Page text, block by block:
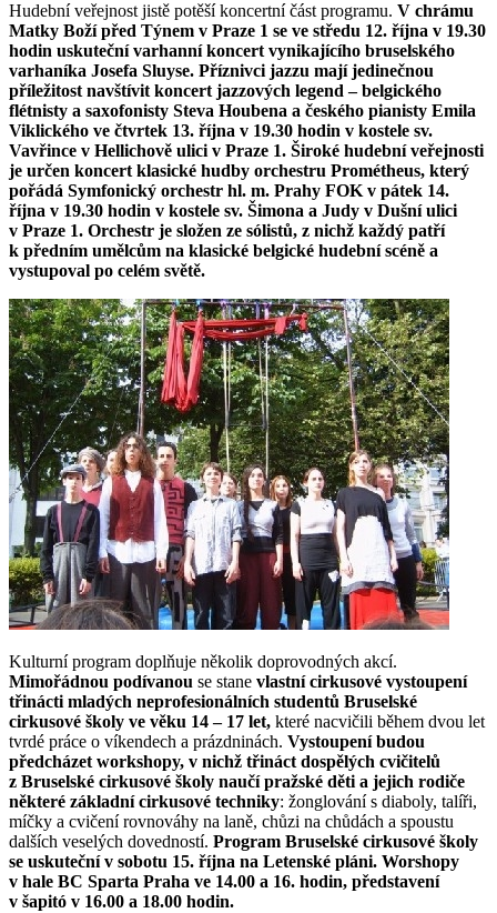
Hudební veřejnost jistě potěší koncertní část programu. V chrámu
Matky Boží před Týnem v Praze 1 se ve středu 12. října v 19.30
hodin uskuteční varhanní koncertvynikajícího bruselského
varhaníka Josefa Sluyse. Příznivci jazzu mají jedinečnou
příležitost navštívit koncert jazzových legend– belgického
flétnisty a saxofonisty Steva Houbena a českého pianisty Emila
Viklického ve čtvrtek 13. října v 19.30 hodin v kostele sv.
Vavřince v Hellichově ulici v Praze 1. Široké hudební veřejnosti
je určen koncert klasické hudby orchestru Prométheus, který
pořádá Symfonický orchestr hl. m. Prahy FOK v pátek 14.
října v 19.30 hodin v kostele sv. Šimona a Judy v Dušní ulici
v Praze 1. Orchestr je složen ze sólistů, z nichž každý patří
k předním umělcům na klasické belgické hudební scéně a
vystupoval po celém světě.
Kulturní program doplňuje několik doprovodných akcí.
Mimořádnou podívanou se stane vlastní cirkusové vystoupení
třinácti mladých neprofesionálních studentů Bruselské
cirkusové školy ve věku 14 – 17 let, které nacvičili během dvou let
tvrdé práce o víkendech a prázdninách. Vystoupení budou
předcházet workshopy, v nichž třináct dospělých cvičitelů
z Bruselské cirkusové školy naučí pražské děti a jejich rodiče
některé základní cirkusové techniky: žonglování s diaboly, talíři,
míčky a cvičení rovnováhy na laně, chůzi na chůdách a spoustu
dalších veselých dovedností. Program Bruselské cirkusové školy
se uskuteční v sobotu 15. října na Letenské pláni. Worshopy
v hale BC Sparta Praha ve 14.00 a 16. hodin, představení
v šapitó v 16.00 a 18.00 hodin.